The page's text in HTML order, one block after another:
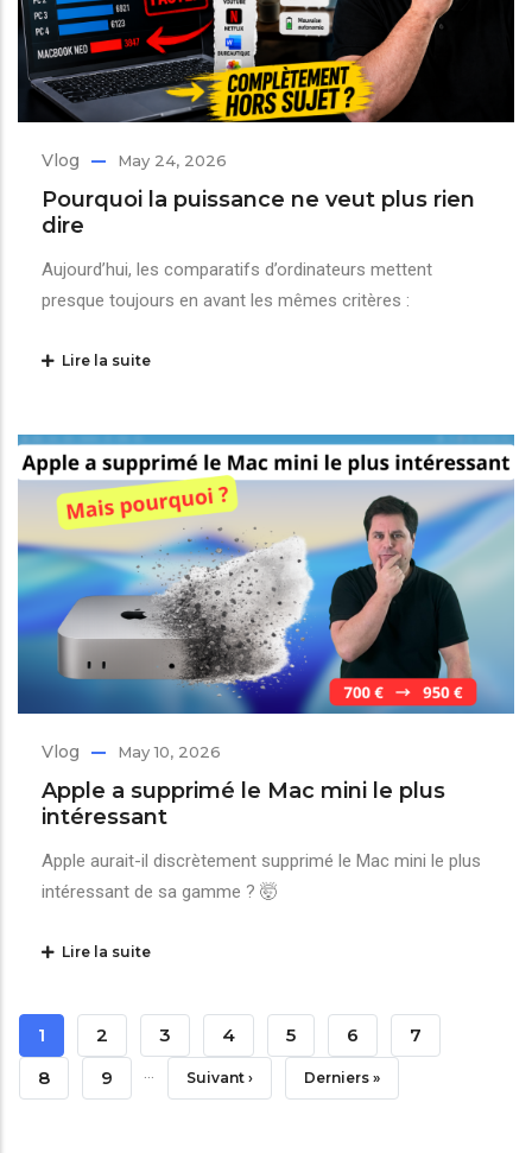
Vlog May 24, 2026
Pourquoi la puissance ne veut plus rien
dire
Aujourd’hui, les comparatifs d’ordinateurs mettent
presque toujours en avant les mêmes critères :
Lire la suite
Vlog May 10, 2026
Apple a supprimé le Mac mini le plus
intéressant
Apple aurait-il discrètement supprimé le Mac mini le plus
intéressant de sa gamme ? 🤯
Lire la suite
Pagination
Page
Courante
1 Page
2 Page
3 Page
4 Page
5 Page
6 Page
7
Page
8 Page
9 … Page
Suivant › Dernière
Derniers »